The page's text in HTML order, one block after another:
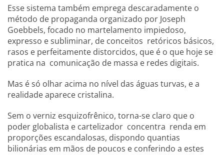
Esse sistema também emprega descaradamente o
método de propaganda organizado por Joseph
Goebbels, focado no martelamento impiedoso,
expresso e subliminar, de conceitos retóricos básicos,
rasos e perfeitamente distorcidos, que é o que hoje se
pratica na comunicação de massa e redes digitais.
Mas é só olhar acima no nível das águas turvas, e a
realidade aparece cristalina.
Sem o verniz esquizofrênico, torna-se claro que o
poder globalista e cartelizador concentra renda em
proporções escandalosas, dispondo quantias
bilionárias em mãos de poucos e conferindo a estes